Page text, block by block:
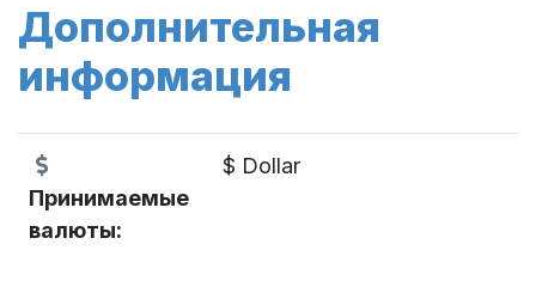
Дополнительная
информация
Принимаемые
валюты:
$ Dollar